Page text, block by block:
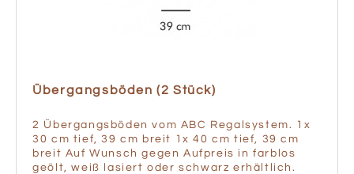
Übergangsböden (2 Stück)
2 Übergangsböden vom ABC Regalsystem. 1x
30 cm tief, 39 cm breit 1x 40 cm tief, 39 cm
breit Auf Wunsch gegen Aufpreis in farblos
geölt, weiß lasiert oder schwarz erhältlich.